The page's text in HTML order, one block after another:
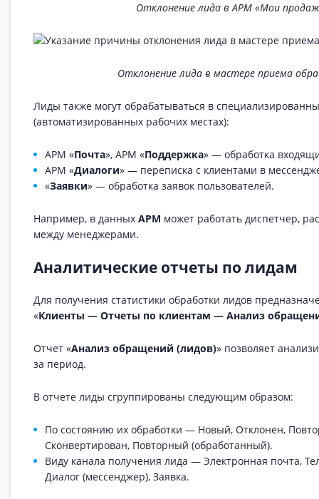
Отклонение лида в АРМ «Мои
Отклонение лида в мастере приема
Лиды также могут обрабатываться в
(автоматизированных рабочих местах):
АРМ «Почта», АРМ «Поддержка» — обработка
АРМ «Диалоги» — переписка с клиентами в
«Заявки» — обработка заявок пользователей.
Например, в данных АРМ может работать диспетчер,
между менеджерами.
Аналитические отчеты по лидам
Для получения статистики обработки лидов
«Клиенты — Отчеты по клиентам — Анализ
Отчет «Анализ обращений (лидов)» позволяет
за период.
В отчете лиды сгруппированы следующим образом:
По состоянию их обработки — Новый, Отклонен,
Сконвертирован, Повторный (обработанный).
Виду канала получения лида — Электронная почта,
Диалог (мессенджер), Заявка.